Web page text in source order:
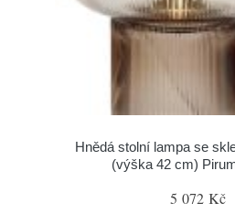
Hnědá stolní lampa se
(výška 42 cm)
5 072 Kč